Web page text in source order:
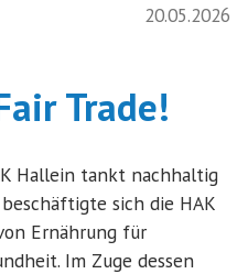
20.05.2026
Trade!
Hallein tankt nachhaltig
sich die HAK
Ernährung für
Im Zuge dessen